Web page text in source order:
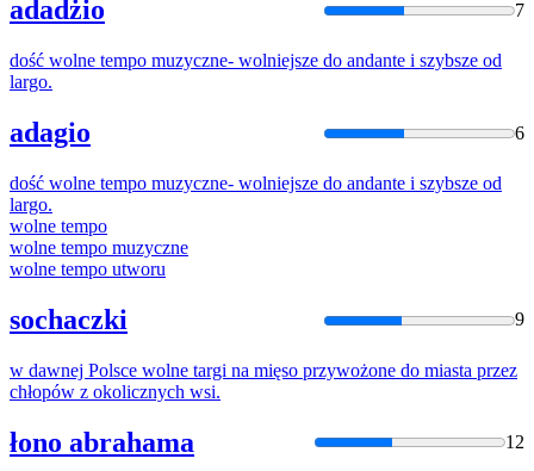
adadżio 7
dość wolne tempo muzyczne- wolniejsze do andante i szybsze od
largo.
adagio 6
dość wolne tempo muzyczne- wolniejsze do andante i szybsze od
largo.
wolne tempo
wolne tempo muzyczne
wolne tempo utworu
sochaczki 9
w dawnej Polsce wolne targi na mięso przywożone do miasta przez
chłopów z okolicznych wsi.
łono abrahama 12